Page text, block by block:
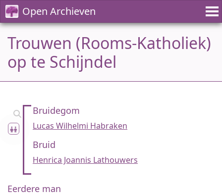
Open Archieven
Trouwen (Rooms-Katholiek)
op te Schijndel
Bruidegom
Lucas Wilhelmi Habraken
Bruid
Henrica Joannis Lathouwers
Eerdere man